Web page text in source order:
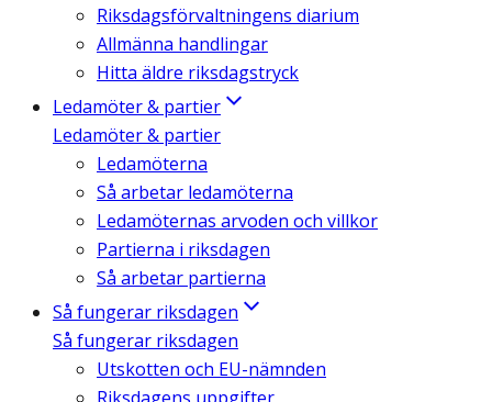
Riksdagsförvaltningens diarium
Allmänna handlingar
Hitta äldre riksdagstryck
Ledamöter & partier
Ledamöter & partier
Ledamöterna
Så arbetar ledamöterna
Ledamöternas arvoden och villkor
Partierna i riksdagen
Så arbetar partierna
Så fungerar riksdagen
Så fungerar riksdagen
Utskotten och EU-nämnden